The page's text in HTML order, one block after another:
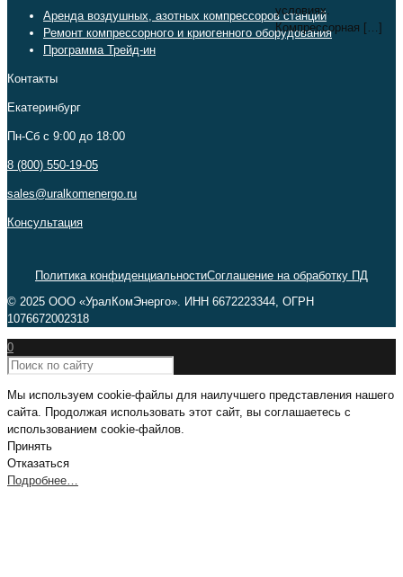
условиях.
Компрессорная […]
Аренда воздушных, азотных компрессоров станций
Ремонт компрессорного и криогенного оборудования
Программа Трейд-ин
Контакты
Екатеринбург
Пн-Сб c 9:00 до 18:00
8 (800) 550-19-05
sales@uralkomenergo.ru
Консультация
Политика конфиденциальностиСоглашение на обработку ПД
© 2025 ООО «УралКомЭнерго». ИНН 6672223344, ОГРН
1076672002318
0
Мы используем cookie-файлы для наилучшего представления нашего
сайта. Продолжая использовать этот сайт, вы соглашаетесь с
использованием cookie-файлов.
Принять
Отказаться
Подробнее…